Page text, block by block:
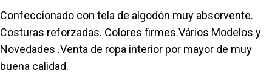
Confeccionado con tela de algodón muy absorvente.
Costuras reforzadas. Colores firmes.Vários Modelos y
Novedades .Venta de ropa interior por mayor de muy
buena calidad.